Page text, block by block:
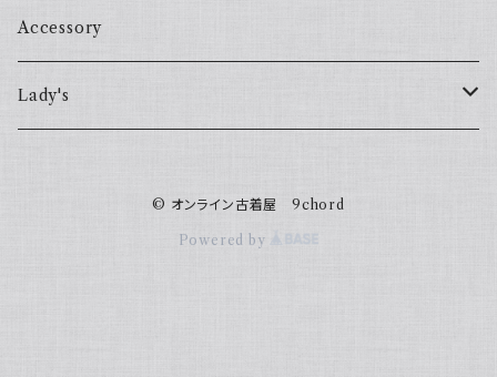
Accessory
Lady's
© オンライン古着屋 9chord
Powered by